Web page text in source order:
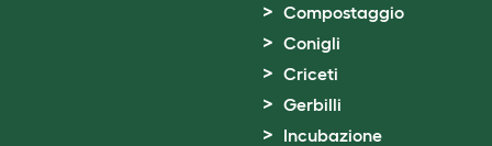
Compostaggio
Conigli
Criceti
Gerbilli
Incubazione